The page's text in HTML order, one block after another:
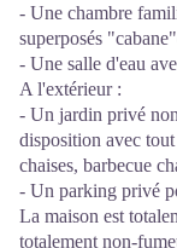
- Une chambre
superposés
- Une salle d'eau
A l'extérieur :
- Un jardin privé
disposition avec
chaises, barbecue
- Un parking privé
La maison est
totalement non-